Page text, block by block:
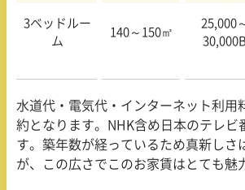
3ベッドルー
ム
140～ 150㎡
25,000
30,000B
水道代・電気代・インターネット利用
約となります。
NHK含め日本のテレビ
す。築年数が経っているため真新しさ
が、この広さでこのお家賃はとても魅